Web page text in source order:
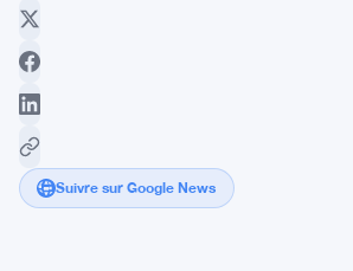
Suivre sur Google News